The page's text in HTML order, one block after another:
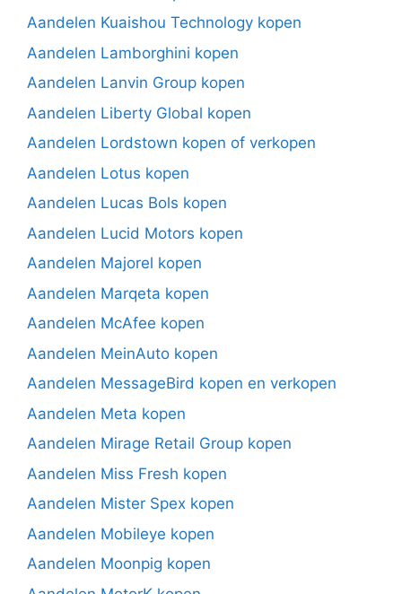
Aandelen Kuaishou Technology kopen
Aandelen Lamborghini kopen
Aandelen Lanvin Group kopen
Aandelen Liberty Global kopen
Aandelen Lordstown kopen of verkopen
Aandelen Lotus kopen
Aandelen Lucas Bols kopen
Aandelen Lucid Motors kopen
Aandelen Majorel kopen
Aandelen Marqeta kopen
Aandelen McAfee kopen
Aandelen MeinAuto kopen
Aandelen MessageBird kopen en verkopen
Aandelen Meta kopen
Aandelen Mirage Retail Group kopen
Aandelen Miss Fresh kopen
Aandelen Mister Spex kopen
Aandelen Mobileye kopen
Aandelen Moonpig kopen